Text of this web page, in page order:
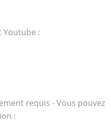
Youtube :
requis - Vous pouvez
: